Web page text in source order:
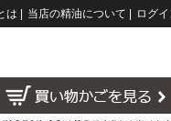
は 当店の精油について ログイ